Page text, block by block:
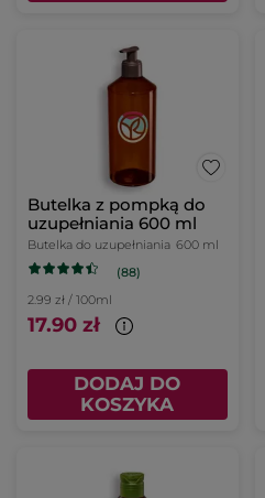
Butelka z pompką do
uzupełniania 600 ml
Butelka do uzupełniania 600 ml
(88)
2.99 zł / 100ml
17.90 zł
DODAJ DO
KOSZYKA